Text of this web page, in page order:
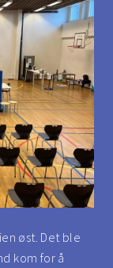
øst. Det ble
kom for å